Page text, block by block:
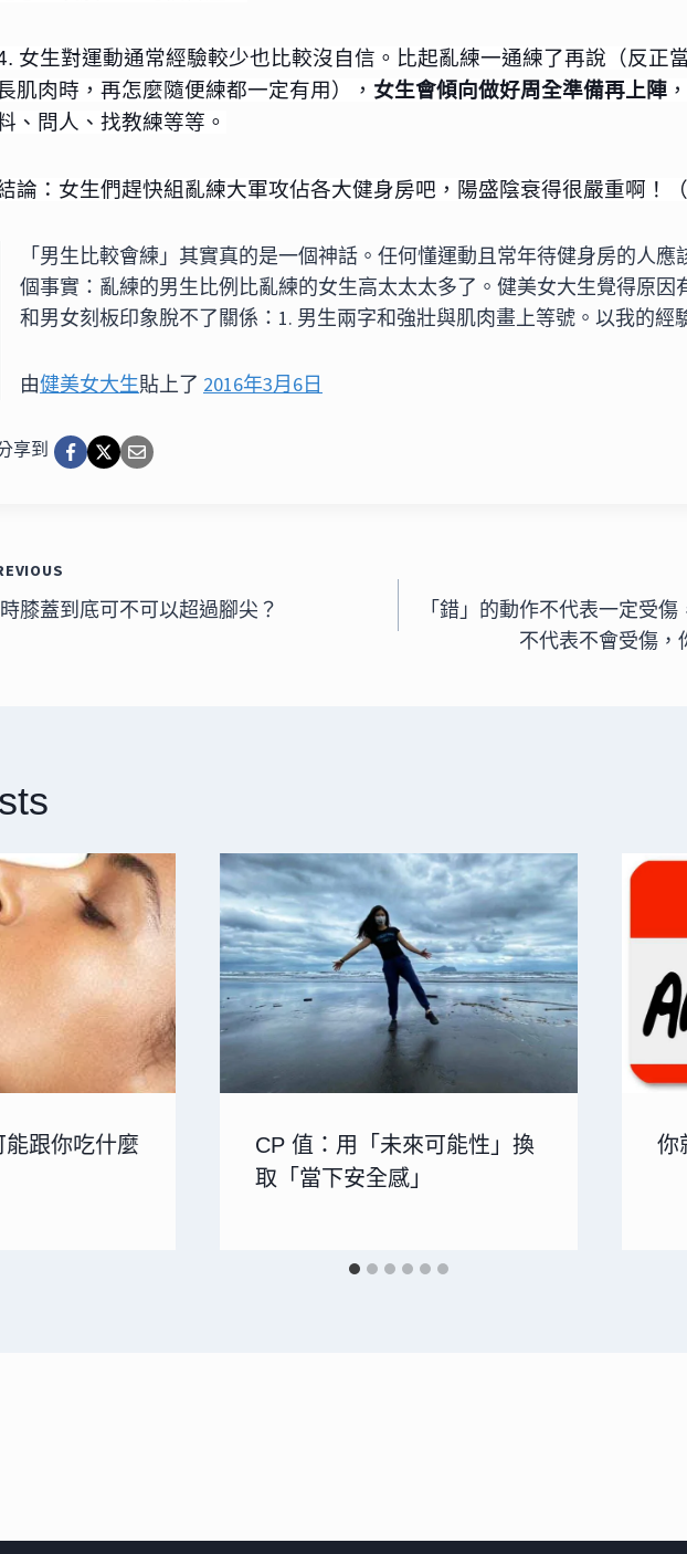
女生對運動通常經驗較少也比較沒自信。比起亂練一通練了再說（反正
肌肉時，再怎麼隨便練都一定有用）， 女生會傾向做好周全準備再上陣
、問人、找教練等等。
論：女生們趕快組亂練大軍攻佔各大健身房吧，陽盛陰衰得很嚴重啊！（
「男生比較會練」其實真的是一個神話。任何懂運動且常年待健身房的人應
個事實：亂練的男生比例比亂練的女生高太太太多了。健美女大生覺得原因
和男女刻板印象脫不了關係：1. 男生兩字和強壯與肌肉畫上等號。以我的
由健美女大生貼上了 2016年3月6日
享到
膝蓋到底可不可以超過腳尖？
「錯」的動作不代表一定受
不代表不會受傷，
跟你吃什麼
CP 值：用「未來可能性」換
取「當下安全感」
你